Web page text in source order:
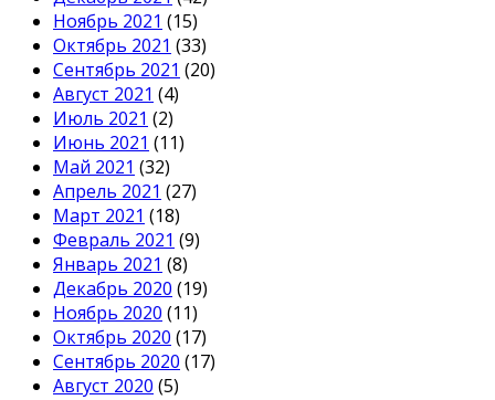
Ноябрь 2021 (15)
Октябрь 2021 (33)
Сентябрь 2021 (20)
Август 2021 (4)
Июль 2021 (2)
Июнь 2021 (11)
Май 2021 (32)
Апрель 2021 (27)
Март 2021 (18)
Февраль 2021 (9)
Январь 2021 (8)
Декабрь 2020 (19)
Ноябрь 2020 (11)
Октябрь 2020 (17)
Сентябрь 2020 (17)
Август 2020 (5)